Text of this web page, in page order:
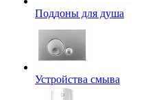
Поддоны для душа
Устройства смыва